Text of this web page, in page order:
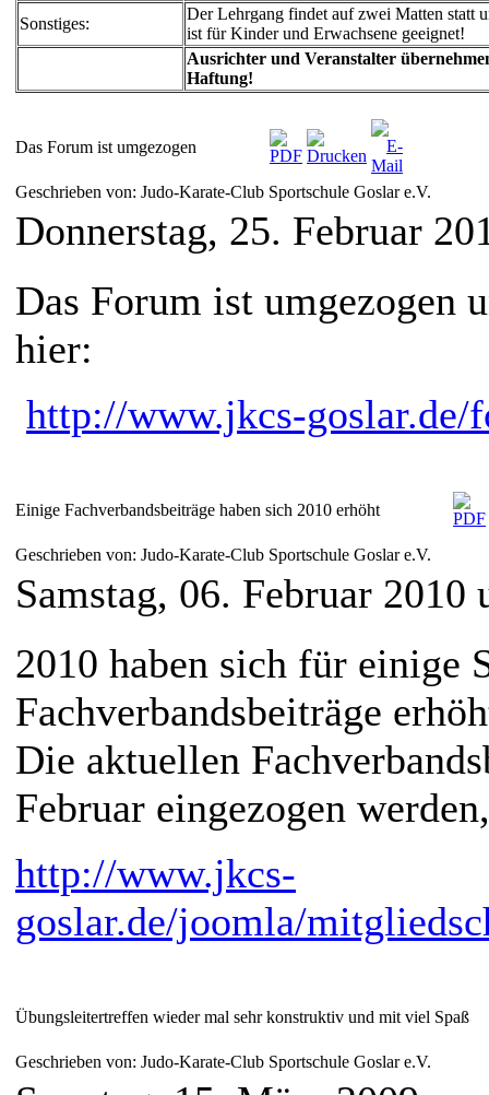
Sonstiges:
Der Lehrgang findet auf zwei Matten statt
ist für Kinder und Erwachsene geeignet!
Ausrichter und Veranstalter
Haftung!
Das Forum ist umgezogen
Geschrieben von: Judo-Karate-Club Sportschule Goslar e.V.
Donnerstag, 25. Februar
Das Forum ist umgezogen
hier:
http://www.jkcs-goslar.de/
Einige Fachverbandsbeiträge haben sich 2010 erhöht
Geschrieben von: Judo-Karate-Club Sportschule Goslar e.V.
Samstag, 06. Februar 2010
2010 haben sich für einige
Fachverbandsbeiträge
Die aktuellen
Februar eingezogen
http://www.jkcs-
goslar.de/joomla/
Übungsleitertreffen wieder mal sehr konstruktiv und mit viel Spaß
Geschrieben von: Judo-Karate-Club Sportschule Goslar e.V.